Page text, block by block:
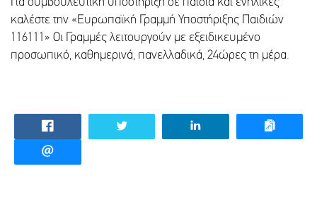
Για συμβουλευτική υποστήριξη σε παιδιά και ενήλικες
καλέστε την «Ευρωπαϊκή Γραμμή Υποστήριξης Παιδιών
116111» Οι Γραμμές λειτουργούν με εξειδικευμένο
προσωπικό, καθημερινά, πανελλαδικά, 24ώρες τη μέρα.